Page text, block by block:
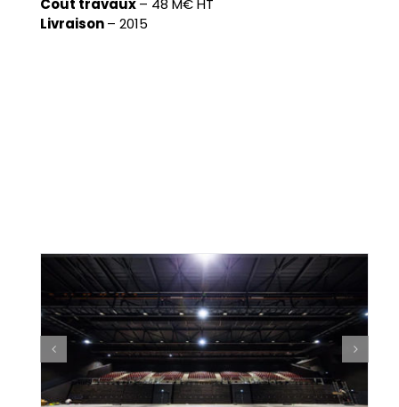
Coût travaux– 48 M€ HT
Livraison– 2015